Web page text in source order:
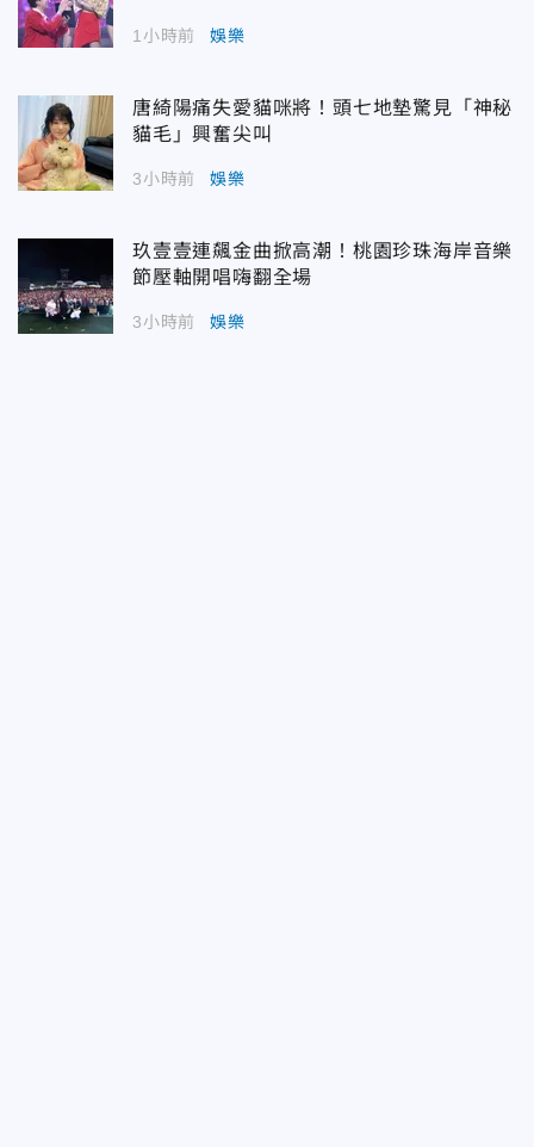
1小時前 娛樂
唐綺陽痛失愛貓咪將！頭七地墊驚見「神秘
貓毛」興奮尖叫
3小時前 娛樂
玖壹壹連飆金曲掀高潮！桃園珍珠海岸音樂
節壓軸開唱嗨翻全場
3小時前 娛樂